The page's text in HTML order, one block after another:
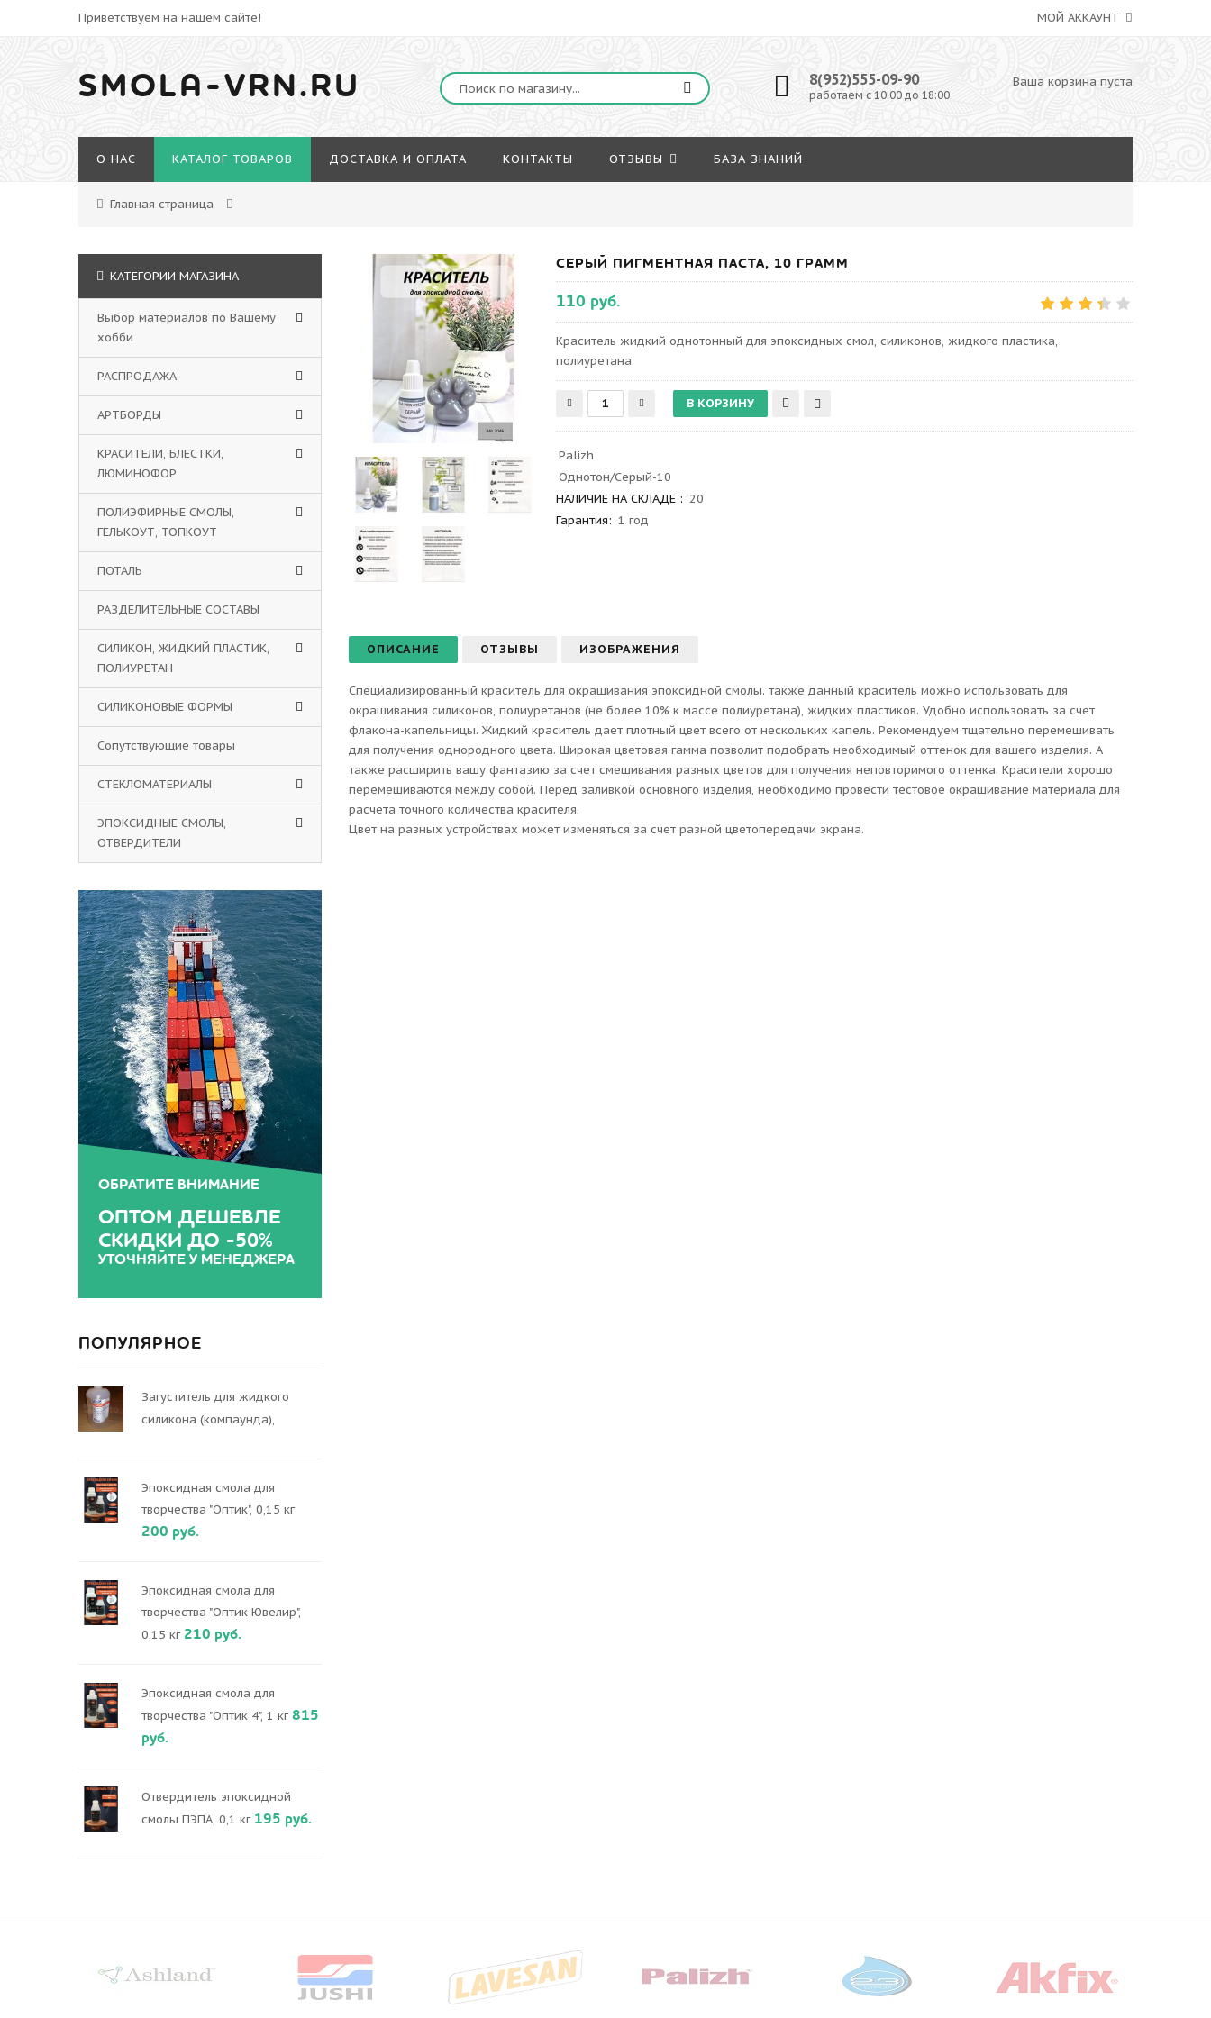
Приветствуем на нашем сайте! МОЙ АККАУНТ
SMOLA-VRN.RU 8(952)555-09-90
работаем с 10:00 до 18:00
Ваша корзина пуста
О НАС КАТАЛОГ ТОВАРОВ ДОСТАВКА И ОПЛАТА КОНТАКТЫ ОТЗЫВЫ БАЗА ЗНАНИЙ
Главная страница
СЕРЫЙ ПИГМЕНТНАЯ ПАСТА, 10 ГРАММ
110 руб.
Краситель жидкий однотонный для эпоксидных смол, силиконов, жидкого пластика,
полиуретана
Palizh
Однотон/Серый-10
НАЛИЧИЕ НА СКЛАДЕ : 20
Гарантия: 1 год
ОПИСАНИЕ ОТЗЫВЫ ИЗОБРАЖЕНИЯ
Специализированный краситель для окрашивания эпоксидной смолы. также данный краситель можно использовать для
окрашивания силиконов, полиуретанов (не более 10% к массе полиуретана), жидких пластиков. Удобно использовать за счет
флакона-капельницы. Жидкий краситель дает плотный цвет всего от нескольких капель. Рекомендуем тщательно перемешивать
для получения однородного цвета. Широкая цветовая гамма позволит подобрать необходимый оттенок для вашего изделия. А
также расширить вашу фантазию за счет смешивания разных цветов для получения неповторимого оттенка. Красители хорошо
перемешиваются между собой. Перед заливкой основного изделия, необходимо провести тестовое окрашивание материала для
расчета точного количества красителя.
Цвет на разных устройствах может изменяться за счет разной цветопередачи экрана.
КАТЕГОРИИ МАГАЗИНА
Выбор материалов по Вашему
хобби
РАСПРОДАЖА
АРТБОРДЫ
КРАСИТЕЛИ, БЛЕСТКИ,
ЛЮМИНОФОР
ПОЛИЭФИРНЫЕ СМОЛЫ,
ГЕЛЬКОУТ, ТОПКОУТ
ПОТАЛЬ
РАЗДЕЛИТЕЛЬНЫЕ СОСТАВЫ
СИЛИКОН, ЖИДКИЙ ПЛАСТИК,
ПОЛИУРЕТАН
СИЛИКОНОВЫЕ ФОРМЫ
Сопутствующие товары
СТЕКЛОМАТЕРИАЛЫ
ЭПОКСИДНЫЕ СМОЛЫ,
ОТВЕРДИТЕЛИ
ОБРАТИТЕ ВНИМАНИЕ
ОПТОМ ДЕШЕВЛЕ
СКИДКИ ДО -50%
УТОЧНЯЙТЕ У МЕНЕДЖЕРА
ПОПУЛЯРНОЕ
Загуститель для жидкого
силикона (компаунда),
Эпоксидная смола для
творчества "Оптик", 0,15 кг
200 руб.
Эпоксидная смола для
творчества "Оптик Ювелир",
0,15 кг 210 руб.
Эпоксидная смола для
творчества "Оптик 4", 1 кг 815
руб.
Отвердитель эпоксидной
смолы ПЭПА, 0,1 кг 195 руб.